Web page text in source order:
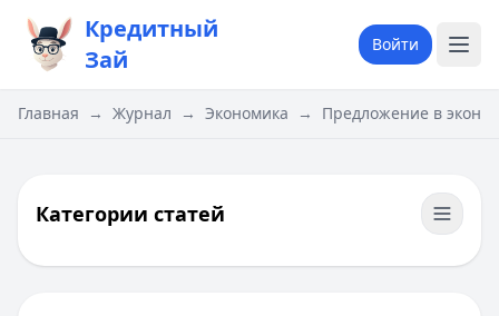
Кредитный
Зай
Войти
Главная → Журнал → Экономика → Предложение в
Категории статей